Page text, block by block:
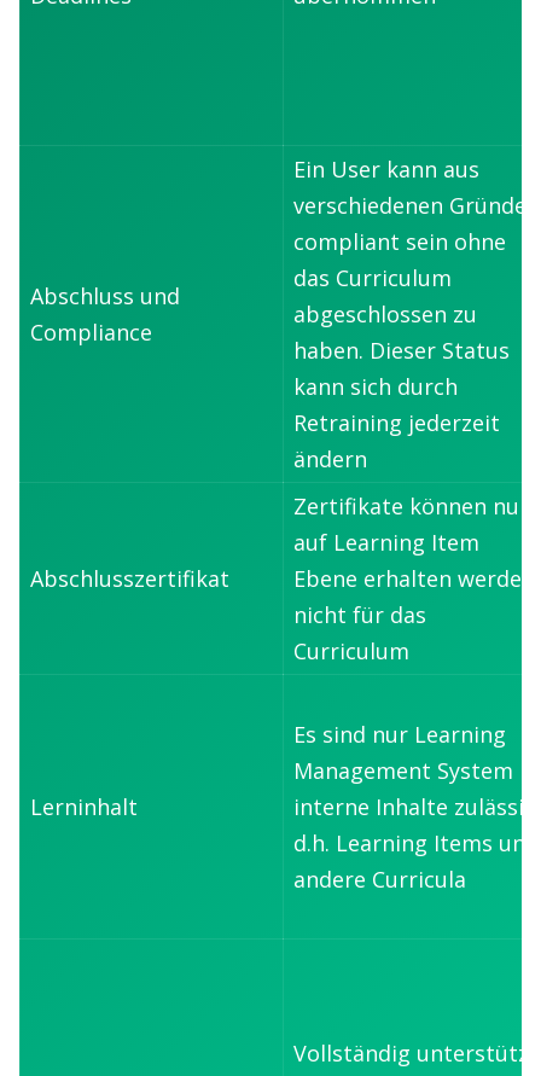
Abschluss und
Compliance
Ein User kann aus
verschiedenen Gründen
compliant sein ohne
das Curriculum
abgeschlossen zu
haben. Dieser Status
kann sich durch
Retraining jederzeit
ändern
Abschlusszertifikat
Zertifikate können nur
auf Learning Item
Ebene erhalten werden,
nicht für das
Curriculum
Lerninhalt
Es sind nur Learning
Management System
interne Inhalte
d.h. Learning Items und
andere Curricula
Vollständig unterstützt